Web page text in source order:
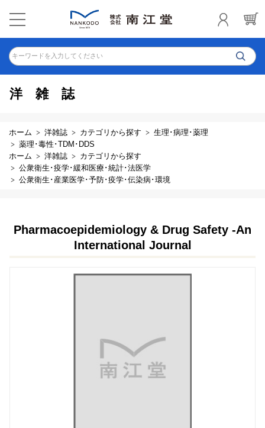
キーワードを入力してください
洋雑誌
ホーム 洋雑誌 カテゴリから探す
生理･病理･薬理
薬理･毒性･TDM･DDS
ホーム
洋雑誌
カテゴリから探す
公衆衛生･疫学･緩和医療･統計･法医学
公衆衛生･産業医学･予防･疫学･伝染病･環境
Pharmacoepidemiology & Drug Safety -An
International Journal